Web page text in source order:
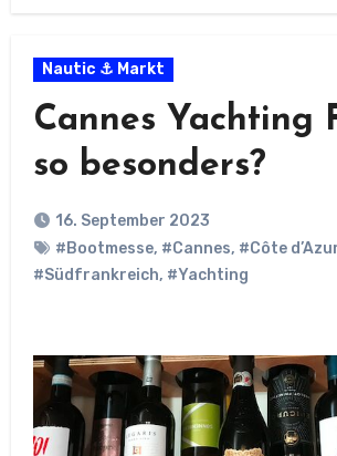
Nautic ⚓ Markt
Cannes Yachting
so besonders?
16. September 2023
#Bootmesse, #Cannes, #Côte
#Südfrankreich, #Yachting